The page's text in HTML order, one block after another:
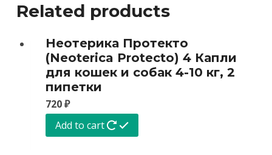
Related products
Неотерика Протекто
(Neoterica Protecto) 4 Капли
для кошек и собак 4-10 кг, 2
пипетки
720₽
Add to cart